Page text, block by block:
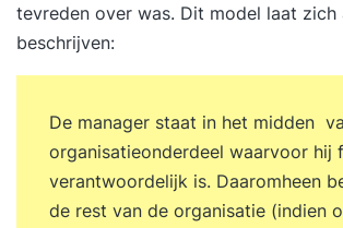
tevreden over was. Dit model laat zich
beschrijven:
De manager staat in het midden
organisatieonderdeel waarvoor hij
verantwoordelijk is. Daaromheen
de rest van de organisatie (indien